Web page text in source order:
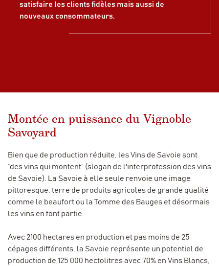
satisfaire les clients fidèles mais aussi de
nouveaux consommateurs.
Montée en puissance du Vignoble
Savoyard
Bien que de production réduite, les Vins de Savoie sont
“des vins qui montent” (slogan de l'interprofession des vins
de Savoie). La Savoie à elle seule renvoie une image
pittoresque, terre de produits agricoles de grande qualité
comme le beaufort ou la Tomme des Bauges et désormais
les vins en font partie.
Avec 2100 hectares en production et pas moins de 25
cépages différents, la Savoie représente un potentiel de
production de 125 000 hectolitres avec 70% en Vins Blancs,